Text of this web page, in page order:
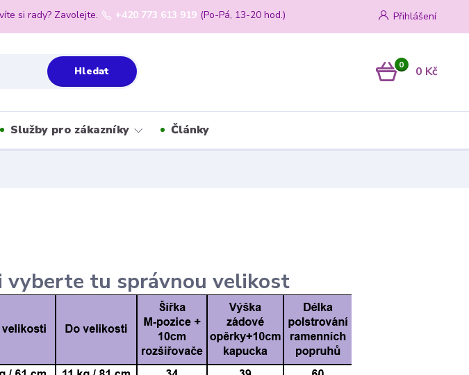
Přihlášení
Hledat
si rady? Zavolejte. +420 773 613 919 (Po-Pá, 13-20 hod.)
0 0 Kč
Služby pro zákazníky Články
vyberte tu správnou velikost